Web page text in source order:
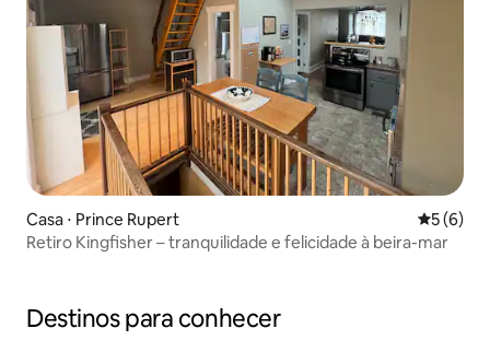
Casa ⋅ Prince Rupert 5 de
5 (6)
Retiro Kingfisher – tranquilidade e felicidade à beira-mar
Destinos para conhecer